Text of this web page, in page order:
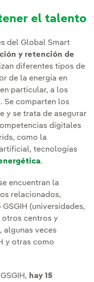
el talento
del Global Smart
y retención de
diferentes tipos de
de la energía en
particular, a los
Se comparten los
y se trata de asegurar
digitales
como la
tecnologías
.
encuentran la
relacionados,
(universidades,
otros centros y
algunas veces
y otras como
hay 15